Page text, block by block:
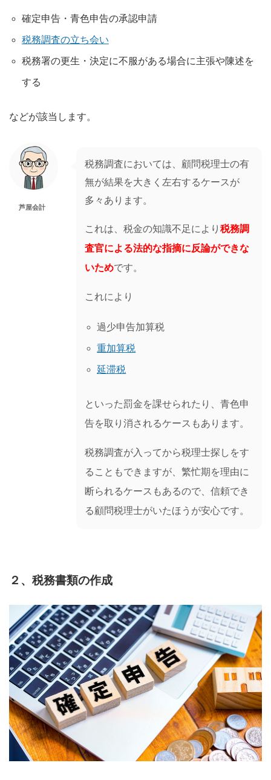
確定申告・青色申告の承認申請
税務調査の立ち会い
税務署の更生・決定に不服がある場合に主張や陳述を
する
などが該当します。
芦屋会計
税務調査においては、顧問税理士の有
無が結果を大きく左右するケースが
多々あります。
これは、税金の知識不足により 税務調
査官による法的な指摘に反論ができな
いためです。
これにより
過少申告加算税
重加算税
延滞税
といった罰金を課せられたり、青色申
告を取り消されるケースもあります。
税務調査が入ってから税理士探しをす
ることもできますが、繁忙期を理由に
断られるケースもあるので、信頼でき
る顧問税理士がいたほうが安心です。
２、税務書類の作成